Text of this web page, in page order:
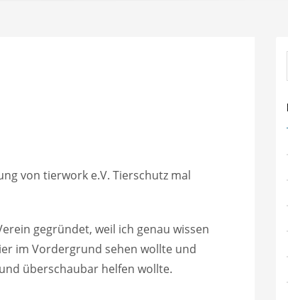
von tierwork e.V. Tierschutz mal
gegründet, weil ich genau wissen
im Vordergrund sehen wollte und
überschaubar helfen wollte.